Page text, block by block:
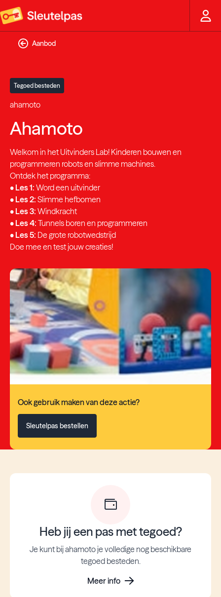
Aanbod
Tegoed besteden
ahamoto
Ahamoto
Welkom in het Uitvinders Lab! Kinderen bouwen en
programmeren robots en slimme machines.
Ontdek het programma:
• Les 1: Word een uitvinder
• Les 2: Slimme hefbomen
• Les 3: Windkracht
• Les 4: Tunnels boren en programmeren
• Les 5: De grote robotwedstrijd
Doe mee en test jouw creaties!
Ook gebruik maken van deze actie?
Sleutelpas bestellen
Heb jij een pas met tegoed?
Je kunt bij ahamoto je volledige nog beschikbare
tegoed besteden.
Meer info